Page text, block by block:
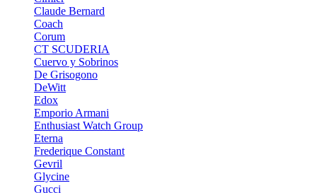
Claude Bernard
Coach
Corum
CT SCUDERIA
Cuervo y Sobrinos
De Grisogono
DeWitt
Edox
Emporio Armani
Enthusiast Watch Group
Eterna
Frederique Constant
Gevril
Glycine
Gucci